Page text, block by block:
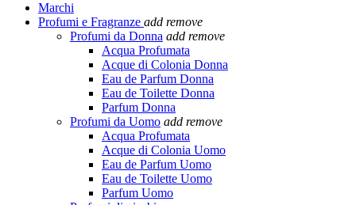
Marchi
Profumi e Fragranze add remove
Profumi da Donna add remove
Acqua Profumata
Acque di Colonia Donna
Eau de Parfum Donna
Eau de Toilette Donna
Parfum Donna
Profumi da Uomo add remove
Acqua Profumata
Acque di Colonia Uomo
Eau de Parfum Uomo
Eau de Toilette Uomo
Parfum Uomo